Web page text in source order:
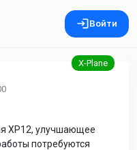
Войти
XP12, улучшающее
потребуются